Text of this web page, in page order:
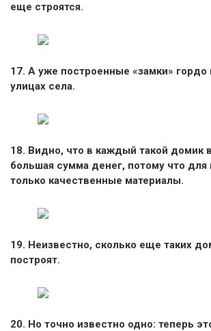
еще строятся.
17. А уже построенные «замки»
улицах села.
18. Видно, что в каждый такой домик
большая сумма денег, потому что для
только качественные материалы.
19. Неизвестно, сколько еще таких
построят.
20. Но точно известно одно: теперь